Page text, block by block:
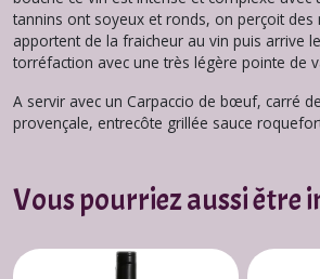
tannins ont soyeux et ronds, on perçoit
apportent de la fraicheur au vin puis arrive
torréfaction avec une très légère pointe de
A servir avec un Carpaccio de bœuf, carré
provençale, entrecôte grillée sauce
Vous pourriez aussi être